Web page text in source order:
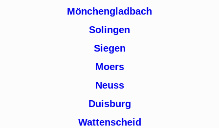
Mönchengladbach
Solingen
Siegen
Moers
Neuss
Duisburg
Wattenscheid